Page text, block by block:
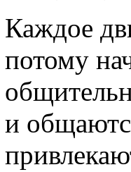
Каждое
потому
и